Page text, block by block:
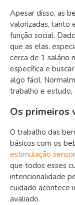
Apesar disso, as
valorizadas, tanto
função social.
que as elas,
cerca de 1 salário
específica e
algo fácil.
trabalho e estudo,
Os primeiros
O trabalho das
básicos com os
estimulação
que todos esses
intencionalidade
cuidado acontece
avaliado.